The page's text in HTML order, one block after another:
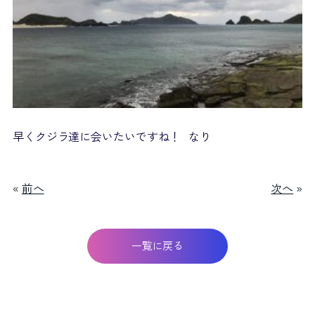
早くクジラ達に会いたいですね！ なり
« 前へ 次へ »
一覧に戻る